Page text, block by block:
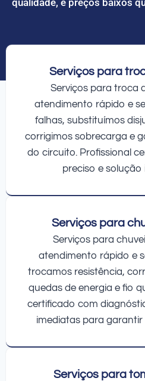
Serviços para
Serviços para troca
atendimento rápido e
falhas, substituímos
corrigimos sobrecarga e
do circuito. Profissional
preciso e solução
Serviços para
Serviços para
atendimento rápido e
trocamos resistência,
quedas de energia e fio
certificado com
imediatas para
Serviços para